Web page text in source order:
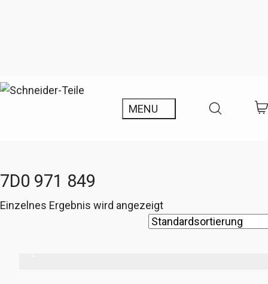
7D0 971 849
Einzelnes Ergebnis wird angezeigt